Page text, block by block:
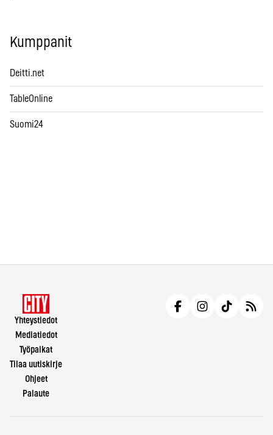
Kumppanit
Deitti.net
TableOnline
Suomi24
Yhteystiedot
Mediatiedot
Työpaikat
Tilaa uutiskirje
Ohjeet
Palaute